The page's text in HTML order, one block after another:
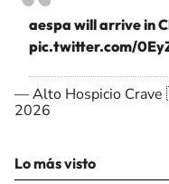
aespa will arrive in
pic.twitter.com/
— Alto Hospicio
2026
Lo más visto